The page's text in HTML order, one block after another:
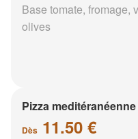
Base tomate, fromage,
olives
Pizza
Dès 11.50 €